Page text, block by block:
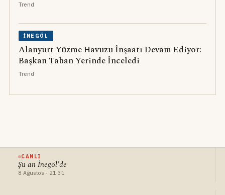
Trend
İNEGÖL
Alanyurt Yüzme Havuzu İnşaatı Devam Ediyor:
Başkan Taban Yerinde İnceledi
Trend
CANLI
Şu an İnegöl'de
8 Ağustos · 21:31